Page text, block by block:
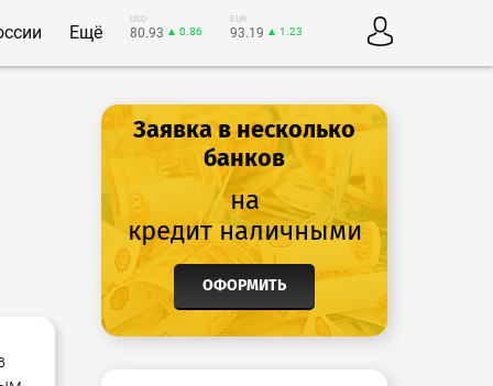
Ещё
USD
80.93 ▲ 0.86
EUR
93.19 ▲ 1.23
Заявка в несколько
банков
на
кредит наличными
ОФОРМИТЬ